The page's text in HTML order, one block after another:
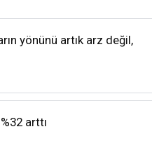
yönünü artık arz değil,
arttı